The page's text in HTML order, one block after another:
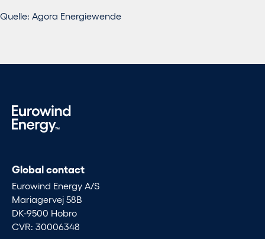
Quelle: Agora Energiewende
Global contact
Eurowind Energy A/S
Mariagervej 58B
DK-9500 Hobro
CVR: 30006348